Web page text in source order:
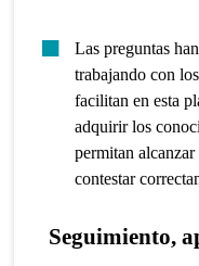
Las preguntas
trabajando con
facilitan en esta
adquirir los
permitan
contestar
Seguimiento,